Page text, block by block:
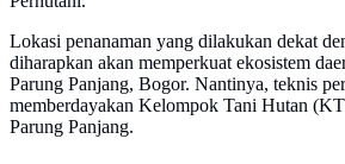
Lokasi penanaman yang dilakukan dekat
diharapkan akan memperkuat ekosistem
Parung Panjang, Bogor. Nantinya, teknis
memberdayakan Kelompok Tani Hutan
Parung Panjang.